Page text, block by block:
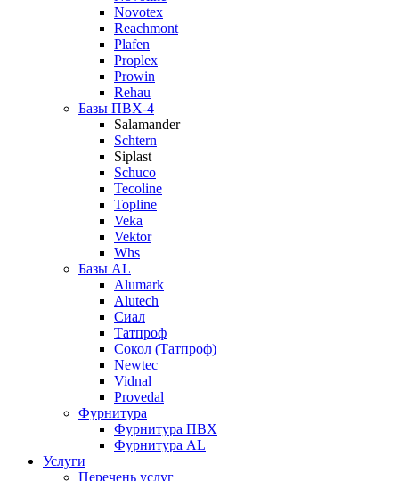
Novotex
Reachmont
Plafen
Proplex
Prowin
Rehau
Базы ПВХ-4
Salamander
Schtern
Siplast
Schuco
Tecoline
Topline
Veka
Vektor
Whs
Базы AL
Alumark
Alutech
Сиал
Tатпроф
Сокол (Татпроф)
Newtec
Vidnal
Provedal
Фурнитура
Фурнитура ПВХ
Фурнитура AL
Услуги
Перечень услуг